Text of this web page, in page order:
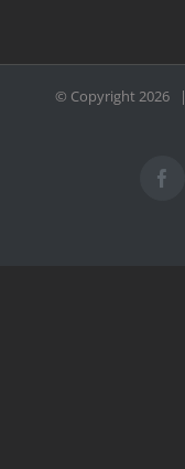
© Copyright2026